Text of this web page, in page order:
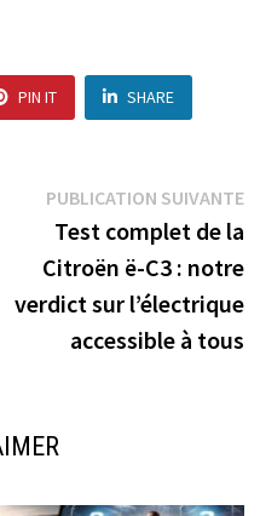
PIN IT SHARE
:
PUBLICATION SUIVANTE
Test complet de la
Citroën ë-C3 : notre
verdict sur l’électrique
accessible à tous